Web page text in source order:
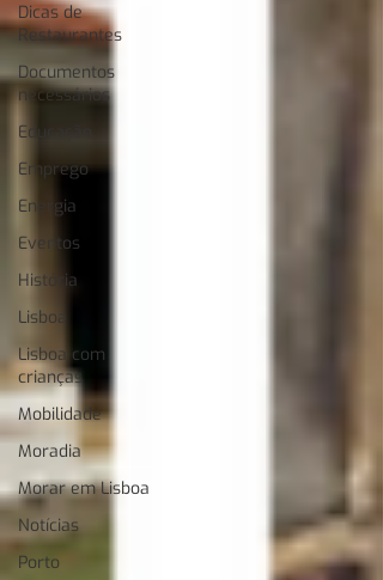
Dicas de
Restaurantes
Documentos
necessários
Educação
Emprego
Energia
Eventos
História
Lisboa
Lisboa com
crianças
Mobilidade
Moradia
Morar em Lisboa
Notícias
Porto